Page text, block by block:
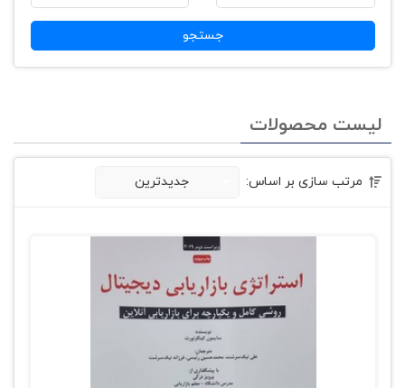
جستجو
لیست محصولات
مرتب سازی بر اساس: جدیدترین